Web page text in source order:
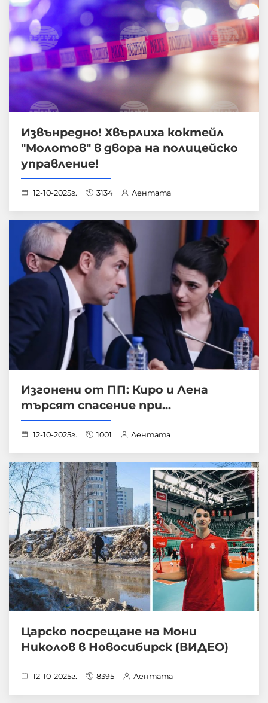
Извънредно! Хвърлиха коктейл
"Молотов" в двора на полицейско
управление!
12-10-2025г. 3134 Лентата
Изгонени от ПП: Киро и Лена
търсят спасение при...
12-10-2025г. 1001 Лентата
Царско посрещане на Мони
Николов в Новосибирск (ВИДЕО)
12-10-2025г. 8395 Лентата